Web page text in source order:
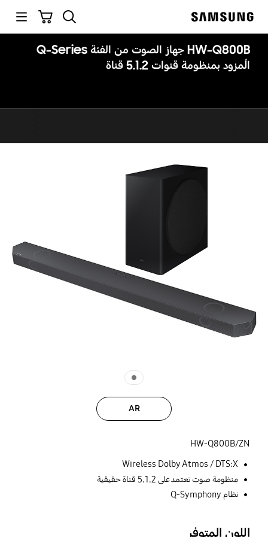
HW-Q800B جهاز الصوت من الفئة Q-Series
المُزود بمنظومة قنوات 5.1.2 قناة
AR
HW-Q800B/ZN
Wireless Dolby Atmos / DTS:X
منظومة صوت تعتمد على 5.1.2 قناة حقيقية
نظام Q-Symphony
اللون المتوفر